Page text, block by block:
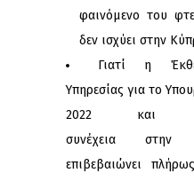
φαινόμενο του
δεν ισχύει στην
Γιατί η
Υπηρεσίας για το
2022 και
συνέχεια στην
επιβεβαιώνει